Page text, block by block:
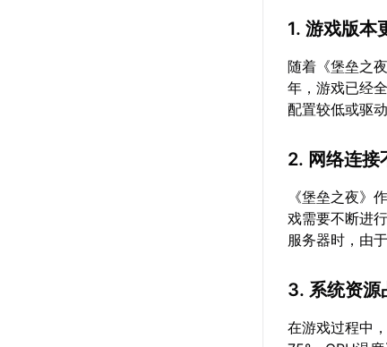
1. 游戏版本
随着《堡垒之
年，游戏已经
配置较低或驱
2. 网络连接
《堡垒之夜》
戏需要不断进
服务器时，由
3. 系统资源
在游戏过程中